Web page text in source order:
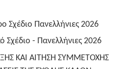
Σχέδιο Πανελλήνιες 2026
Σχέδιο - Πανελλήνιες 2026
ΚΑΙ ΑΙΤΗΣΗ ΣΥΜΜΕΤΟΧΗΣ